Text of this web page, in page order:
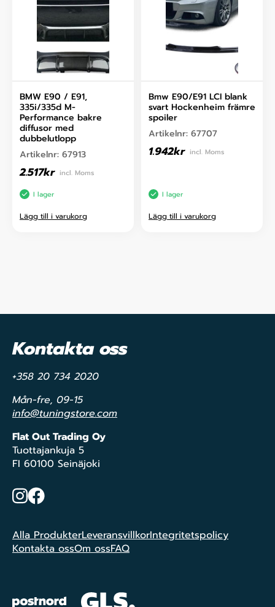
BMW E90 / E91,
335i/335d M-
Performance bakre
diffusor med
dubbelutlopp
Artikelnr: 67913
2.517kr incl. Moms
I lager
Lägg till i varukorg
Bmw E90/E91 LCI blank
svart Hockenheim främre
spoiler
Artikelnr: 67707
1.942kr incl. Moms
I lager
Lägg till i varukorg
Kontakta oss
+358 20 734 2020
Mån-fre, 09-15
info@tuningstore.com
Flat Out Trading Oy
Tuottajankuja 5
FI 60100 Seinäjoki
Instagram
Facebook
Alla ProdukterLeveransvillkorIntegritetspolicy
Kontakta ossOm ossFAQ